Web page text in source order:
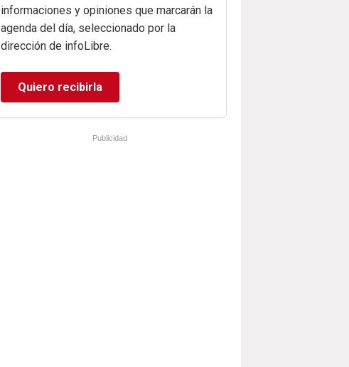
informaciones y opiniones que marcarán la
agenda del día, seleccionado por la
dirección de infoLibre.
Quiero recibirla
Publicidad